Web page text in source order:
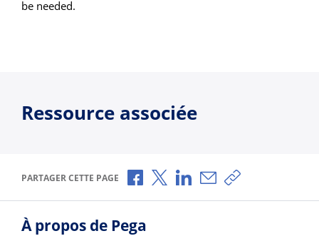
be needed.
Ressource associée
PARTAGER CETTE PAGE Partager via Facebook
Partager via X
Partager via LinkedIn
Partager par e-mail
Copier le lien
À propos de Pega